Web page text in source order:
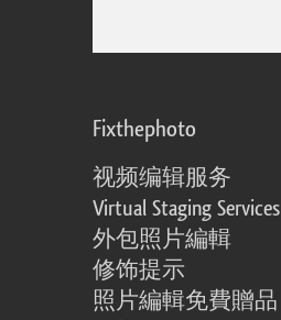
Fixthephoto
视频编辑服务
Virtual Staging Services
外包照片編輯
修饰提示
照片編輯免費贈品